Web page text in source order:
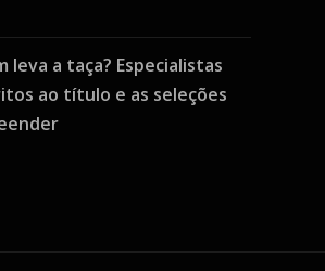
leva a taça? Especialistas
ao título e as seleções